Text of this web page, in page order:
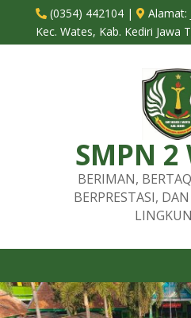
 (0354) 442104|  Alamat:
Kec. Wates, Kab. Kediri Jawa
SMPN 2
BERIMAN,
BERPRESTASI,